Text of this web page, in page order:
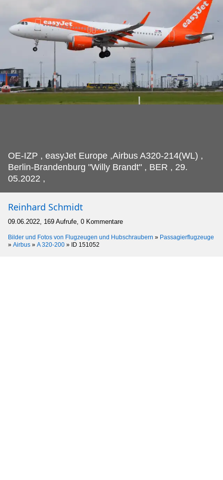
OE-IZP , easyJet Europe ,Airbus A320-214(WL) ,
Berlin-Brandenburg "Willy Brandt" , BER , 29.
05.2022 ,
Reinhard Schmidt
09.06.2022, 169 Aufrufe, 0 Kommentare
Bilder und Fotos von Flugzeugen und Hubschraubern » Passagierflugzeuge
» Airbus » A 320-200 » ID 151052